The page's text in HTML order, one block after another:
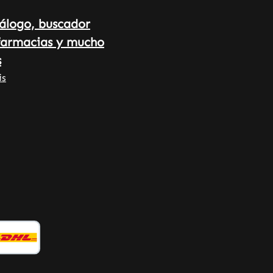
aditivos ni colorantes Tenga en
cuenta que, como fabricantes y
buscador
y mucho